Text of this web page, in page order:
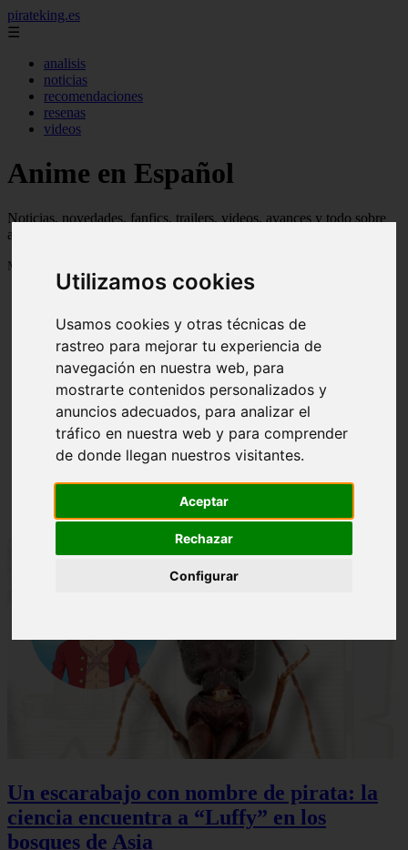
Utilizamos cookies
Usamos cookies y otras técnicas de
rastreo para mejorar tu experiencia de
navegación en nuestra web, para
mostrarte contenidos personalizados y
anuncios adecuados, para analizar el
tráfico en nuestra web y para comprender
de donde llegan nuestros visitantes.
Aceptar
Rechazar
Configurar
pirateking.es
☰
analisis
noticias
recomendaciones
resenas
videos
Anime en Español
Noticias, novedades, fanfics, trailers, videos, avances y todo sobre
anime en español
Mostrando 1 - 24 de 233 artículos
Reseña Hentai - Kuroinu: Kedakaki Seijo wa Hakudaku
ni Somaru - Anime en Español
Un escarabajo con nombre de pirata: la
ciencia encuentra a “Luffy” en los
bosques de Asia